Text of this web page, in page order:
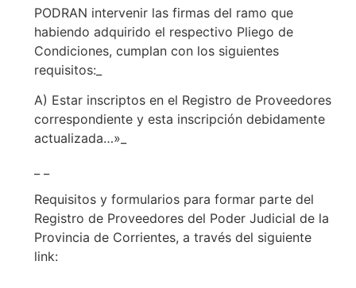
PODRAN intervenir las firmas del ramo que
habiendo adquirido el respectivo Pliego de
Condiciones, cumplan con los siguientes
requisitos:_
A) Estar inscriptos en el Registro de Proveedores
correspondiente y esta inscripción debidamente
actualizada…»_
Requisitos y formularios para formar parte del
Registro de Proveedores del Poder Judicial de la
Provincia de Corrientes, a través del siguiente
link: